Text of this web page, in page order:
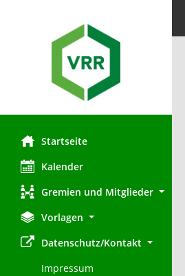
Startseite
Kalender
Gremien und Mitglieder
Vorlagen
Datenschutz/Kontakt
Impressum